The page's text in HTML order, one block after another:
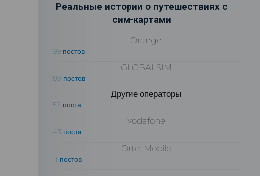
Реальные истории о путешествиях с
сим-картами
Orange
99 постов
GLOBALSIM
89 постов
Другие операторы
52 поста
Vodafone
43 поста
Ortel Mobile
11 постов